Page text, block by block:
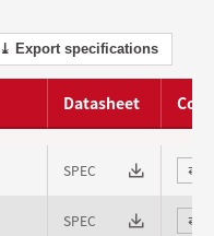
⤓ Export specifications
Datasheet
SPEC ⇄
SPEC ⇄